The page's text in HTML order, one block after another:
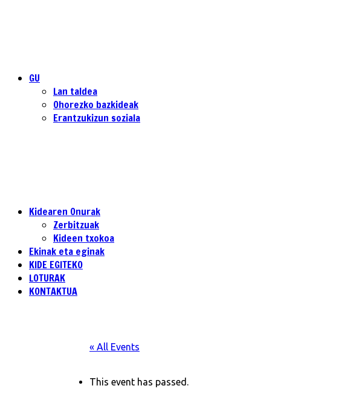
GU
Lan taldea
Ohorezko bazkideak
Erantzukizun soziala
Kidearen Onurak
Zerbitzuak
Kideen txokoa
Ekinak eta eginak
KIDE EGITEKO
LOTURAK
KONTAKTUA
« All Events
This event has passed.